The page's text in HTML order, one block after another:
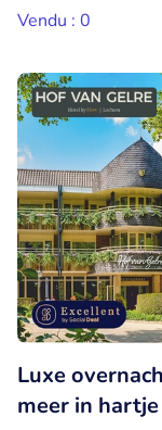
Vendu : 0
Luxe
meer in